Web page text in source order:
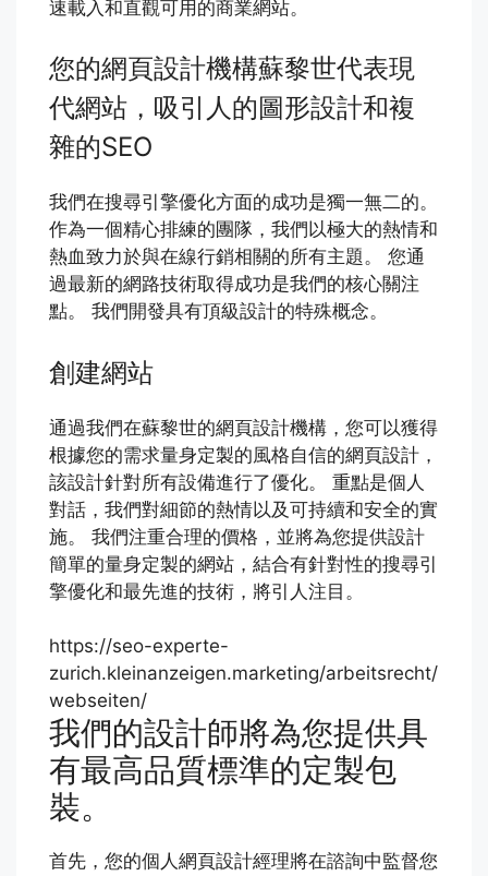
速載入和直觀可用的商業網站。
您的網頁設計機構蘇黎世代表現
代網站，吸引人的圖形設計和複
雜的SEO
我們在搜尋引擎優化方面的成功是獨一無二的。
作為一個精心排練的團隊，我們以極大的熱情和
熱血致力於與在線行銷相關的所有主題。 您通
過最新的網路技術取得成功是我們的核心關注
點。 我們開發具有頂級設計的特殊概念。
創建網站
通過我們在蘇黎世的網頁設計機構，您可以獲得
根據您的需求量身定製的風格自信的網頁設計，
該設計針對所有設備進行了優化。 重點是個人
對話，我們對細節的熱情以及可持續和安全的實
施。 我們注重合理的價格，並將為您提供設計
簡單的量身定製的網站，結合有針對性的搜尋引
擎優化和最先進的技術，將引人注目。
https://seo-experte-
zurich.kleinanzeigen.marketing/arbeitsrecht/
webseiten/
我們的設計師將為您提供具
有最高品質標準的定製包
裝。
首先，您的個人網頁設計經理將在諮詢中監督您